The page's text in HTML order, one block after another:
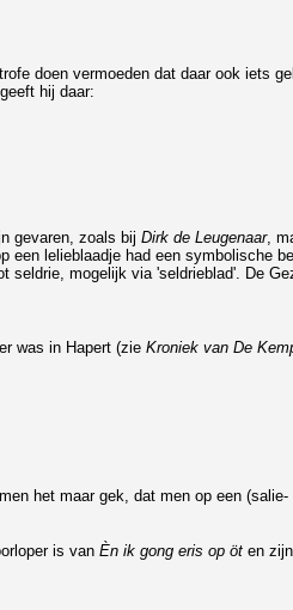
doen vermoeden dat daar ook iets
hij daar:
gevaren, zoals bij Dirk de Leugenaar,
lelieblaadje had een
mogelijk via 'seldrieblad'. De
was in Hapert (zie Kroniek van De
het maar gek, dat men op een
is van Èn ik gong eris op öt en